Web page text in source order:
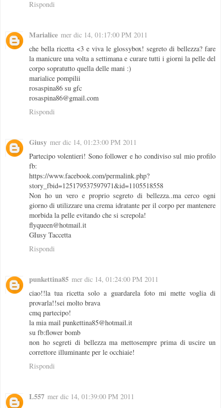
Rispondi
Marialice mer dic 14, 01:17:00 PM 2011
che bella ricetta <3 e viva le glossybox! segreto di bellezza? fare
la manicure una volta a settimana e curare tutti i giorni la pelle del
corpo sopratutto quella delle mani :)
marialice pompilii
rosaspina86 su gfc
rosaspina86@gmail.com
Rispondi
Giusy mer dic 14, 01:23:00 PM 2011
Partecipo volentieri! Sono follower e ho condiviso sul mio profilo
fb:
https://www.facebook.com/permalink.php?
story_fbid=125179537597971&id=1105518558
Non ho un vero e proprio segreto di bellezza..ma cerco ogni
giorno di utilizzare una crema idratante per il corpo per mantenere
morbida la pelle evitando che si screpola!
flyqueen@hotmail.it
GIusy Taccetta
Rispondi
punkettina85 mer dic 14, 01:24:00 PM 2011
ciao!!la tua ricetta solo a guardarela foto mi mette voglia di
provarla!!sei molto brava
cmq partecipo!
la mia mail punkettina85@hotmail.it
su fb:flower bomb
non ho segreti di bellezza ma mettosempre prima di uscire un
correttore illuminante per le occhiaie!
Rispondi
L557 mer dic 14, 01:39:00 PM 2011